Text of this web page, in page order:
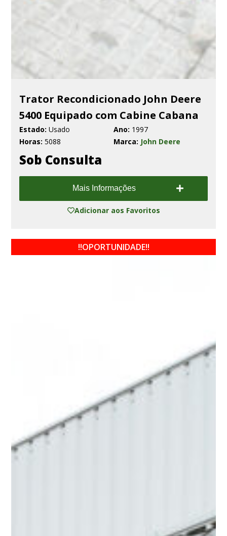
Trator Recondicionado John Deere
5400 Equipado com Cabine Cabana
Estado: Usado Ano: 1997
Horas: 5088 Marca: John Deere
Sob Consulta
Mais Informações
Adicionar aos Favoritos
!!OPORTUNIDADE!!